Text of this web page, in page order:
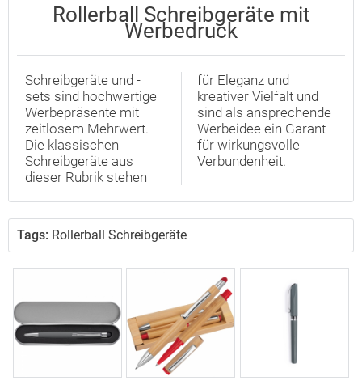
Rollerball Schreibgeräte mit
Werbedruck
Schreibgeräte und -
sets sind hochwertige
Werbepräsente mit
zeitlosem Mehrwert.
Die klassischen
Schreibgeräte aus
dieser Rubrik stehen
für Eleganz und
kreativer Vielfalt und
sind als ansprechende
Werbeidee ein Garant
für wirkungsvolle
Verbundenheit.
Tags: Rollerball Schreibgeräte